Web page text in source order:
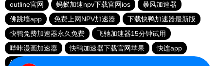
outline官网
蚂蚁加速npv下载官网ios
暴风加速器
佛跳墙app
免费上网NPV加速器
下载快鸭加速器最新版
快鸭免费加速器永久免费
飞驰加速器15分钟试用
哔咔漫画加速器
快鸭加速器下载官网苹果
快连app
佛跳墙下载